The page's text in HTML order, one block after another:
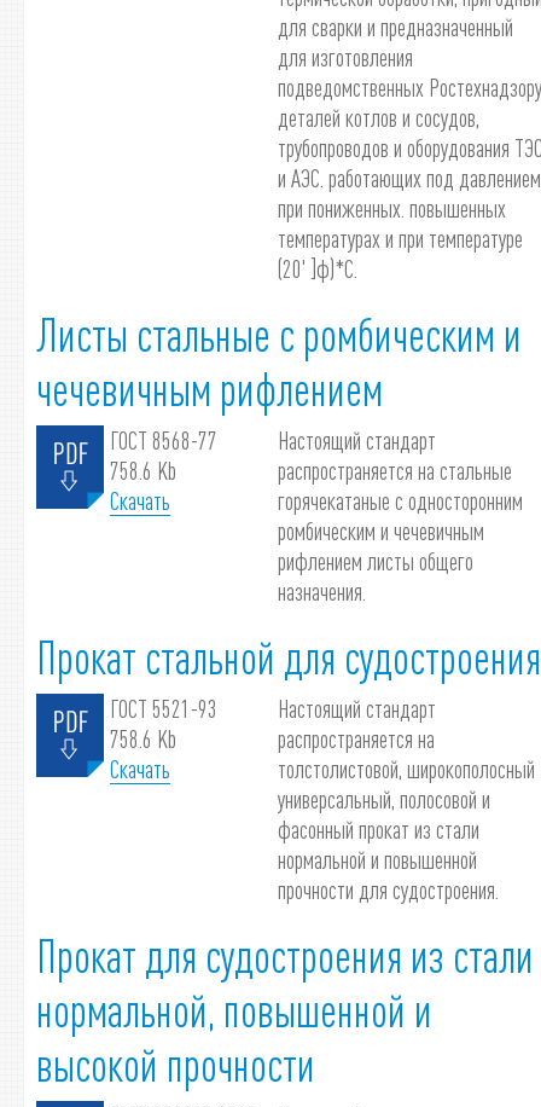
для сварки и предназначенный
для изготовления
подведомственных Ростехнадзору
деталей котлов и сосудов,
трубопроводов и оборудования
и АЭС. работающих под давлением
при пониженных. повышенных
температурах и при температуре
(20' ]ф)*С.
Листы стальные с ромбическим и
чечевичным рифлением
ГОСТ 8568-77
758.6 Kb
Скачать
Настоящий стандарт
распространяется на стальные
горячекатаные с односторонним
ромбическим и чечевичным
рифлением листы общего
назначения.
Прокат стальной для судостроения
ГОСТ 5521-93
758.6 Kb
Скачать
Настоящий стандарт
распространяется на
толстолистовой, широкополосный
универсальный, полосовой и
фасонный прокат из стали
нормальной и повышенной
прочности для судостроения.
Прокат для судостроения из стали
нормальной, повышенной и
высокой прочности